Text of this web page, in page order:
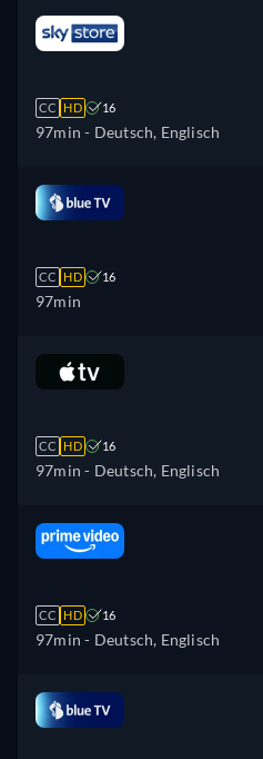
CC HD 16
97min - Deutsch, Englisch
CC HD 16
97min
CC HD 16
97min - Deutsch, Englisch
CC HD 16
97min - Deutsch, Englisch